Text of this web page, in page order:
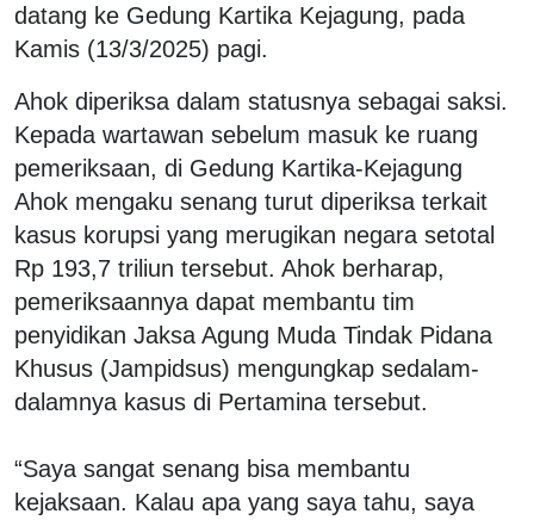
datang ke Gedung Kartika Kejagung, pada
Kamis (13/3/2025) pagi.
Ahok diperiksa dalam statusnya sebagai saksi.
Kepada wartawan sebelum masuk ke ruang
pemeriksaan, di Gedung Kartika-Kejagung
Ahok mengaku senang turut diperiksa terkait
kasus korupsi yang merugikan negara setotal
Rp 193,7 triliun tersebut. Ahok berharap,
pemeriksaannya dapat membantu tim
penyidikan Jaksa Agung Muda Tindak Pidana
Khusus (Jampidsus) mengungkap sedalam-
dalamnya kasus di Pertamina tersebut.
“Saya sangat senang bisa membantu
kejaksaan. Kalau apa yang saya tahu, saya